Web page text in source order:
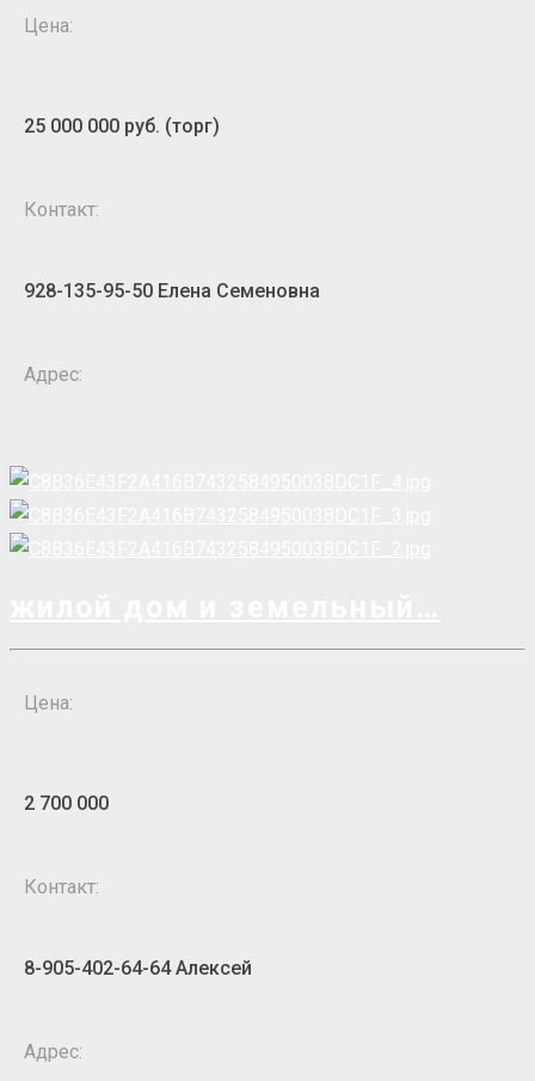
Цена:
25 000 000 руб. (торг)
Контакт:
928-135-95-50 Елена Семеновна
Адрес:
Цена:
2 700 000
Контакт:
8-905-402-64-64 Алексей
Адрес: